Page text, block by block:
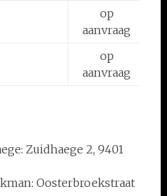
op
aanvraag
op
aanvraag
Zuidhaege 2, 9401
Oosterbroekstraat